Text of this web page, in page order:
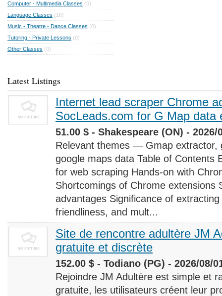
Computer - Multimedia Classes (0)
Language Classes (16)
Music - Theatre - Dance Classes (0)
Tutoring - Private Lessons (0)
Other Classes (0)
Latest Listings
Internet lead scraper Chrome
SocLeads.com for G Map data
51.00 $ - Shakespeare (ON) - 2026/
Relevant themes — Gmap extractor,
google maps data Table of Contents
for web scraping Hands-on with
Shortcomings of Chrome extensions
advantages Significance of
friendliness, and mult...
Site de rencontre adultère JM
gratuite et discrète
152.00 $ - Todiano (PG) - 2026/08/
Rejoindre JM Adultère est simple et
gratuite, les utilisateurs créent leur